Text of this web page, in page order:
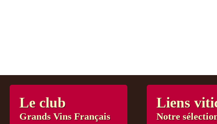
Le club
Grands Vins Français
Liens
Notre